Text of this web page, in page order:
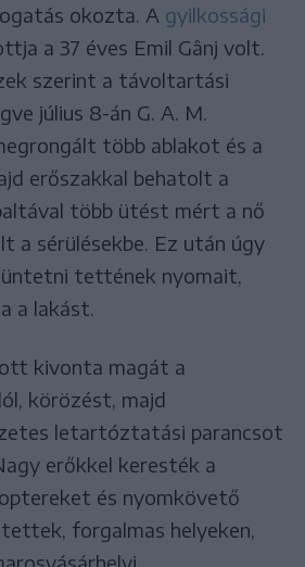
okozta. A gyilkossági
a 37 éves Emil Gânj volt.
szerint a távoltartási
július 8-án G. A. M.
több ablakot és a
erőszakkal behatolt a
több ütést mért a nő
a sérülésekbe. Ez után úgy
tettének nyomait,
a lakást.
kivonta magát a
körözést, majd
letartóztatási parancsot
erőkkel keresték a
és nyomkövető
forgalmas helyeken,